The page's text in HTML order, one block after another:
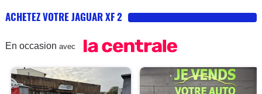
ACHETEZ VOTRE JAGUAR XF 2
En occasion avec